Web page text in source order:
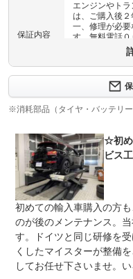
保証内容
エンジンやト
は、ご購入後
一、修理が必
す。無料電話
上限金額 -
免責金 無し
保証修理
受付先
-
法定整備
整備付 法定12
※車検なし・車
※商用車は6ヶ
ＭＩＮＩを熟
※消耗部品（タイヤ・バッテリ
☆初め
ビス
初めての輸入車購入の方
のが後のメンテナンス。
す。ドイツと同じ研修を
くしたマイスターが整備
してお任せ下さいませ。